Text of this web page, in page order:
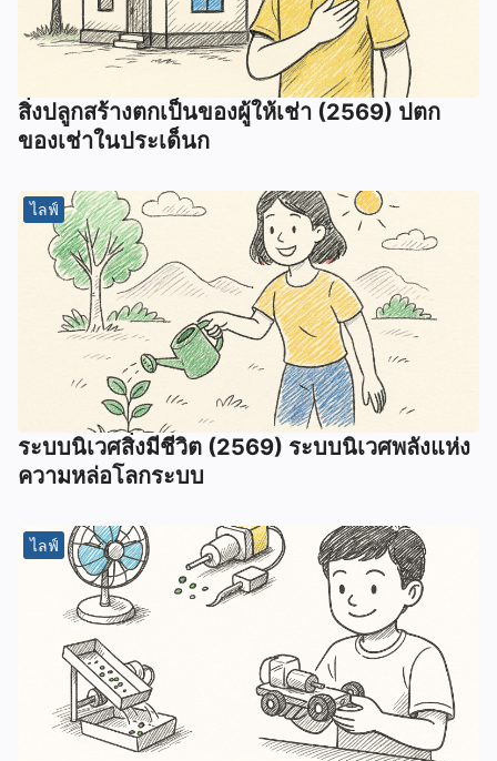
สิ่งปลูกสร้างตกเป็นของผู้ให้เช่า (2569) ปตก
ของเช่าในประเด็นก
ไลฟ์
ระบบนิเวศสิ่งมีชีวิต (2569) ระบบนิเวศพลังแห่ง
ความหล่อโลกระบบ
ไลฟ์